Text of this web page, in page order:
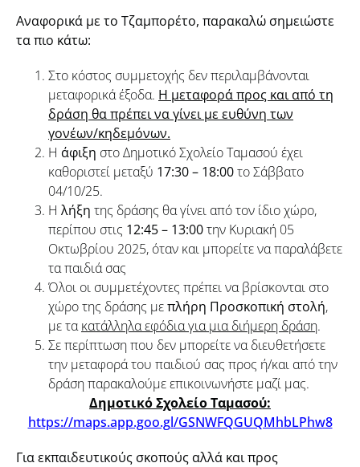
Αναφορικά με το Τζαμπορέτο, παρακαλώ σημειώστε
τα πιο κάτω:
Στο κόστος συμμετοχής δεν περιλαμβάνονται
μεταφορικά έξοδα. Η μεταφορά προς και από τη
δράση θα πρέπει να γίνει με ευθύνη των
γονέων/κηδεμόνων.
Η άφιξη στο Δημοτικό Σχολείο Ταμασού έχει
καθοριστεί μεταξύ 17:30 – 18:00το Σάββατο
04/10/25.
Η λήξη της δράσης θα γίνει από τον ίδιο χώρο,
περίπου στις 12:45 – 13:00την Κυριακή 05
Οκτωβρίου 2025, όταν και μπορείτε να παραλάβετε
τα παιδιά σας
Όλοι οι συμμετέχοντες πρέπει να βρίσκονται στο
χώρο της δράσης μεπλήρη Προσκοπική στολή,
με τακατάλληλα εφόδια για μια διήμερη δράση.
Σε περίπτωση που δεν μπορείτε να διευθετήσετε
την μεταφορά του παιδιού σας προς ή/και από την
δράση παρακαλούμε επικοινωνήστε μαζί μας.
Δημοτικό Σχολείο Ταμασού:
https://maps.app.goo.gl/GSNWFQGUQMhbLPhw8
Για εκπαιδευτικούς σκοπούς αλλά και προς